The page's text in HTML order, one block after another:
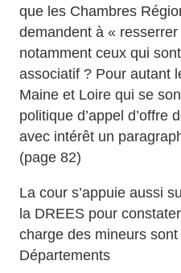
que les Chambres
demandent à «
notamment ceux qui
associatif ? Pour autant
Maine et Loire qui se
politique d’appel d’offre
avec intérêt un
(page 82)
La cour s’appuie aussi
la DREES pour
charge des mineurs
Départements